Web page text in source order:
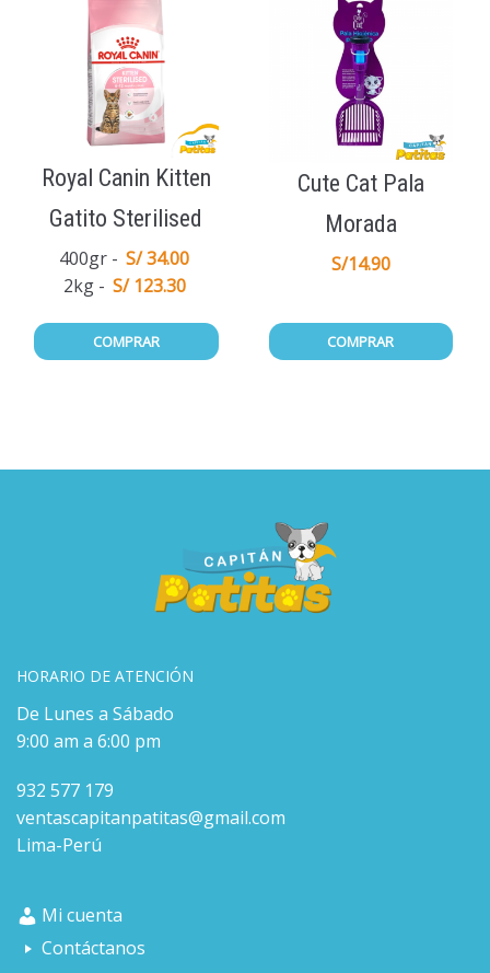
Royal Canin Kitten
Gatito Sterilised
400gr
S/ 34.00
2kg
S/ 123.30
COMPRAR
Cute Cat Pala
Morada
S/14.90
COMPRAR
HORARIO DE ATENCIÓN
De Lunes a Sábado
9:00 am a 6:00 pm
932 577 179
ventascapitanpatitas@gmail.com
Lima-Perú
Mi cuenta
Contáctanos